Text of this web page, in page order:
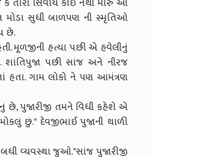
મોડા સુધી બાળપણ ની સ્મૃતિઓ
છે.
મૂળજીની હત્યા પછી એ હવેલીનું
શાંતિપુજા પછી સાંજ અને નીરજ
હતા. ગામ લોકો ને પણ આમંત્રણ
છે, પુજારીજી તમને વિધી કહેશે એ
છું." દેવજીભાઈ પુજાની થાળી
વ્યવસ્થા જુઓ."સાંજ પુજારીજી